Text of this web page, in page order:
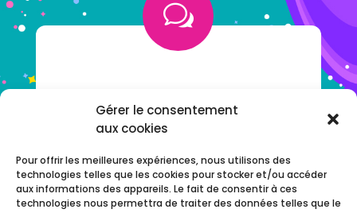
Gérer le consentement
aux cookies
Pour offrir les meilleures expériences, nous utilisons des
technologies telles que les cookies pour stocker et/ou accéder
aux informations des appareils. Le fait de consentir à ces
technologies nous permettra de traiter des données telles que le
w
NOTRE F.A.Q